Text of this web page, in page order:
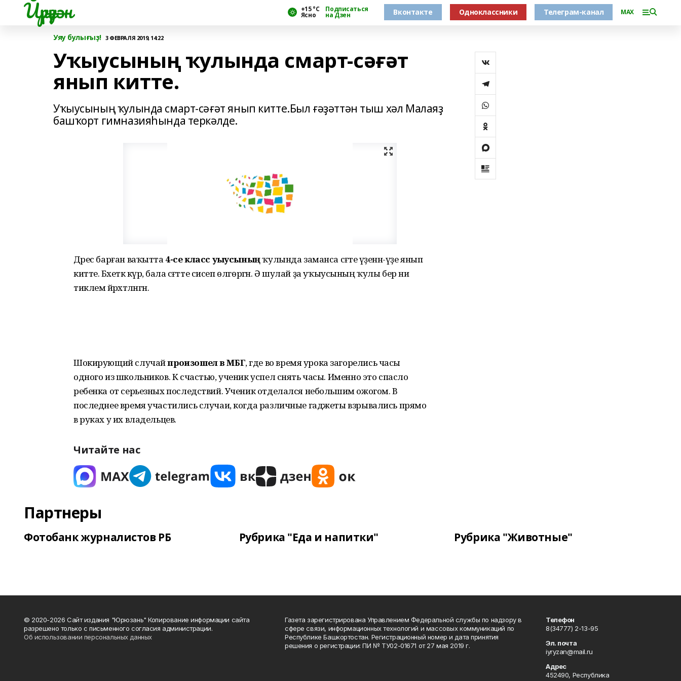
Йүрүҙән +15 °С
Ясно
Подписаться
на Дзен Вконтакте Одноклассники Телеграм-канал MAX
Уяу булығыҙ! 3 ФЕВРАЛЯ 2019, 14:22
Уҡыусының ҡулында смарт-сәғәт
янып китте.
Уҡыусының ҡулында смарт-сәғәт янып китте.Был ғәҙәттән тыш хәл Малаяҙ
башҡорт гимназияһында теркәлде.
Дәрес барған ваҡытта 4-се класс уҡыусыныңҡулында заманса сәғәте үҙенән-үҙе янып
китте. Бәхеткә күрә, бала сәғәтте сисеп өлгөргән. Ә шулай ҙа уҡыусының ҡулы бер ни
тиклем йәрәхәтләнгән.
Шокирующий случайпроизошел в МБГ, где во время урока загорелись часы
одного из школьников. К счастью, ученик успел снять часы. Именно это спасло
ребенка от серьезных последствий. Ученик отделался небольшим ожогом. В
последнее время участились случаи, когда различные гаджеты взрывались прямо
в руках у их владельцев.
Читайте нас
Партнеры
Фотобанк журналистов РБ Рубрика "Еда и напитки" Рубрика "Животные"
© 2020-2026 Сайт издания "Юрюзань" Копирование информации сайта
разрешено только с письменного согласия администрации.
Об использовании персональных данных
Газета зарегистрирована Управлением Федеральной службы по надзору в
сфере связи, информационных технологий и массовых коммуникаций по
Республике Башкортостан. Регистрационный номер и дата принятия
решения о регистрации: ПИ № ТУ02-01671 от 27 мая 2019 г.
Телефон
8(34777) 2-13-95
Эл. почта
iyryzan@mail.ru
Адрес
452490, Республика